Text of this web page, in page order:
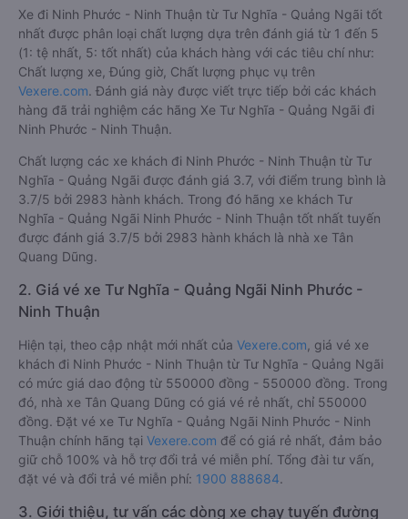
Xe đi Ninh Phước - Ninh Thuận từ Tư Nghĩa - Quảng Ngãi tốt
nhất được phân loại chất lượng dựa trên đánh giá từ 1 đến 5
(1: tệ nhất, 5: tốt nhất) của khách hàng với các tiêu chí như:
Chất lượng xe, Đúng giờ, Chất lượng phục vụ trên
Vexere.com. Đánh giá này được viết trực tiếp bởi các khách
hàng đã trải nghiệm các hãng Xe Tư Nghĩa - Quảng Ngãi đi
Ninh Phước - Ninh Thuận.
Chất lượng các xe khách đi Ninh Phước - Ninh Thuận từ Tư
Nghĩa - Quảng Ngãi được đánh giá 3.7, với điểm trung bình là
3.7/5 bởi 2983 hành khách. Trong đó hãng xe khách Tư
Nghĩa - Quảng Ngãi Ninh Phước - Ninh Thuận tốt nhất tuyến
được đánh giá 3.7/5 bởi 2983 hành khách là nhà xe Tân
Quang Dũng.
2. Giá vé xe Tư Nghĩa - Quảng Ngãi Ninh Phước -
Ninh Thuận
Hiện tại, theo cập nhật mới nhất của Vexere.com , giá vé xe
khách đi Ninh Phước - Ninh Thuận từ Tư Nghĩa - Quảng Ngãi
có mức giá dao động từ 550000 đồng - 550000 đồng. Trong
đó, nhà xe Tân Quang Dũng có giá vé rẻ nhất, chỉ 550000
đồng. Đặt vé xe Tư Nghĩa - Quảng Ngãi Ninh Phước - Ninh
Thuận chính hãng tại Vexere.com để có giá rẻ nhất, đảm bảo
giữ chỗ 100% và hỗ trợ đổi trả vé miễn phí. Tổng đài tư vấn,
đặt vé và đổi trả vé miễn phí: 1900 888684.
3. Giới thiệu, tư vấn các dòng xe chạy tuyến đường